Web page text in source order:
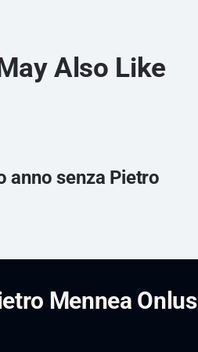
Also Like
anno senza Pietro
Mennea Onlus